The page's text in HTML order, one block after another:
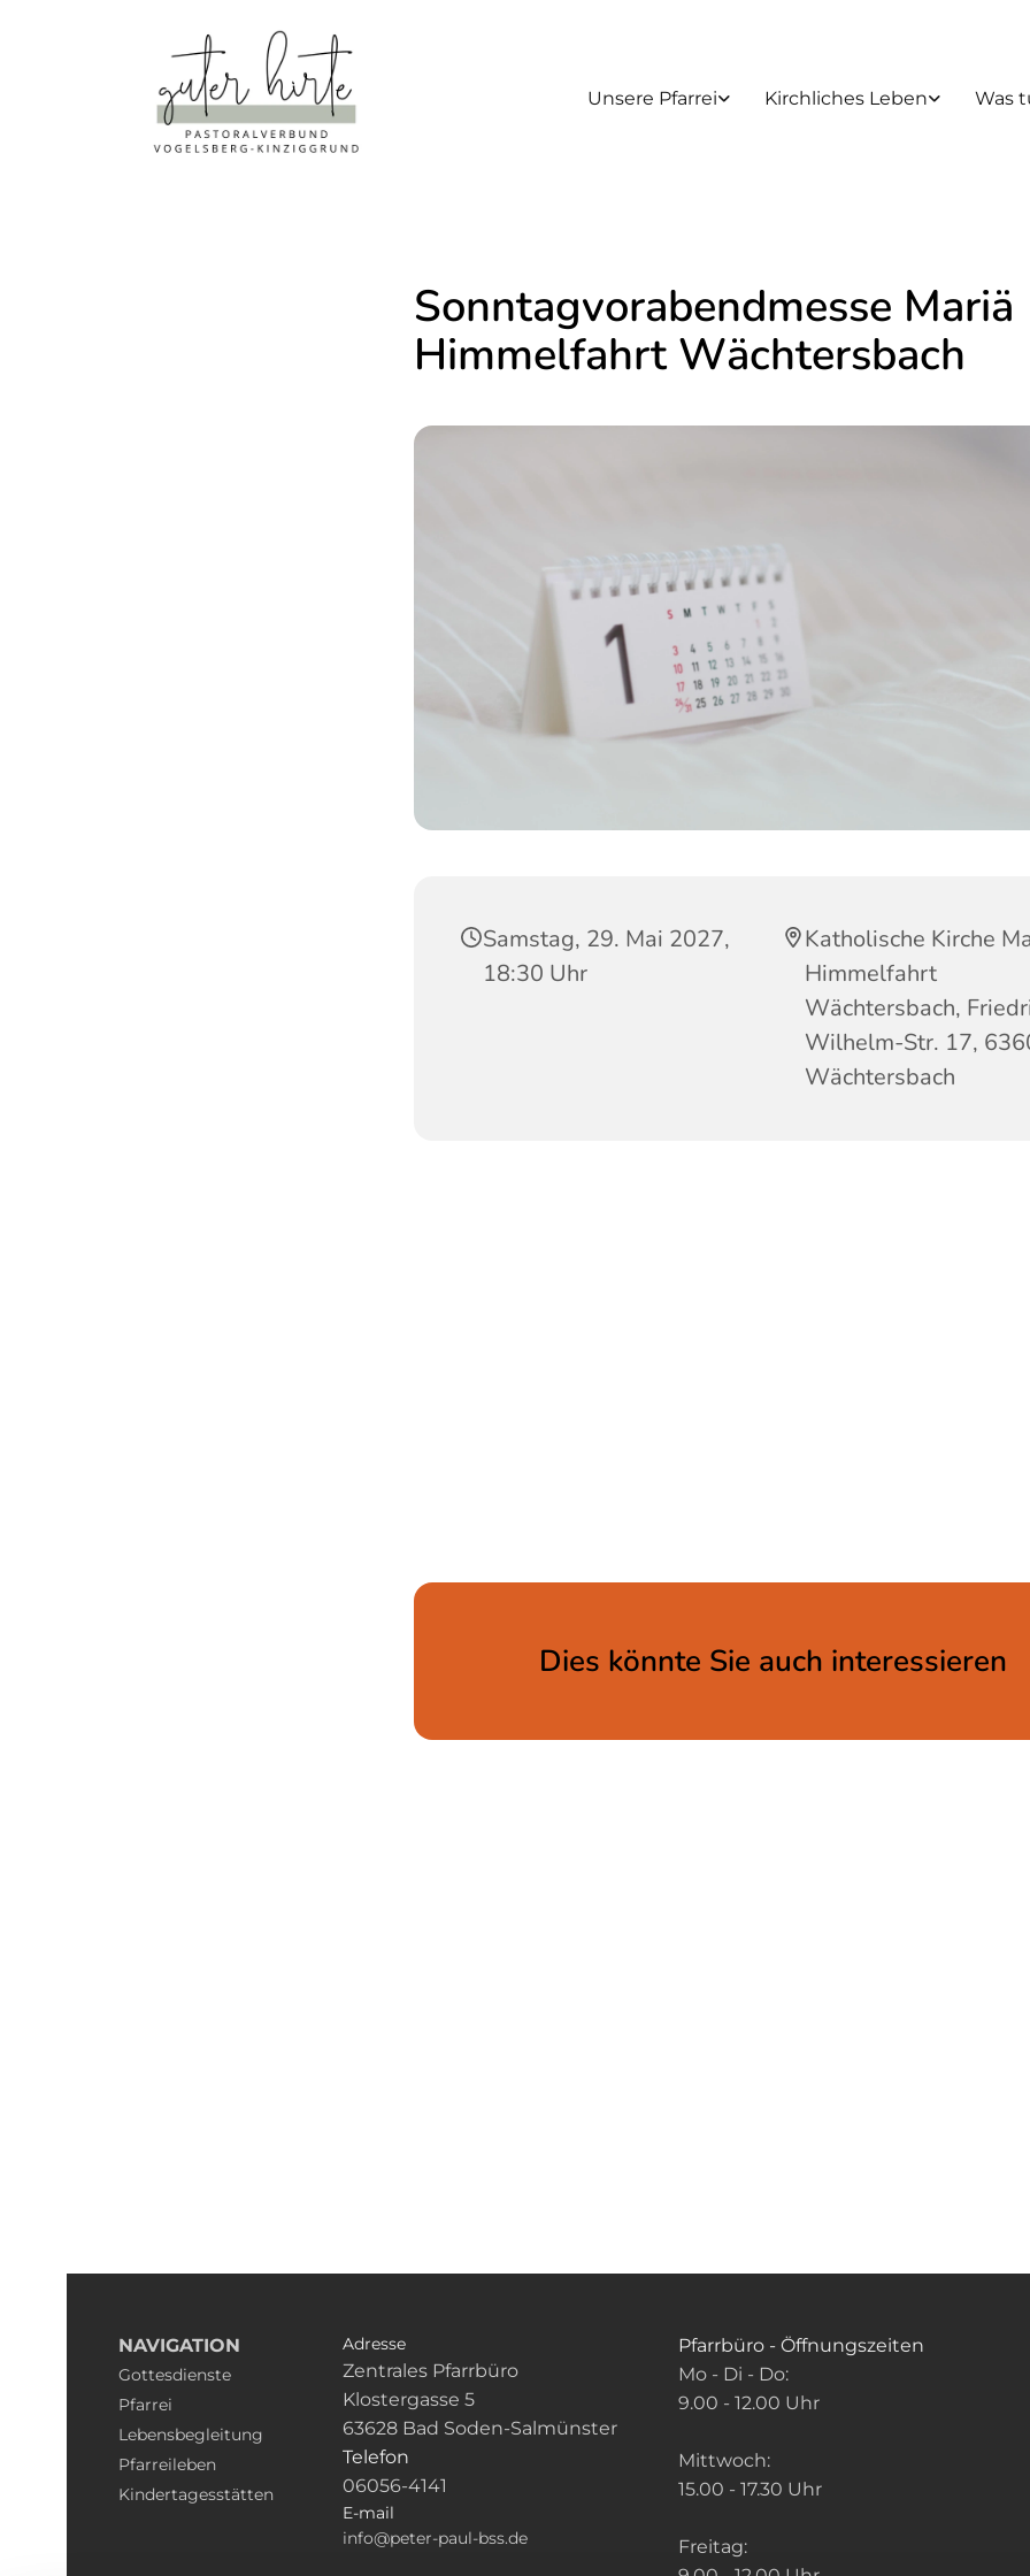
Unsere Pfarrei Kirchliches Leben Was
Sonntagvorabendmesse Mariä
Himmelfahrt Wächtersbach
Samstag, 29. Mai 2027,
18:30 Uhr
Katholische Kirche
Himmelfahrt
Wächtersbach,
Wilhelm-Str. 17,
Wächtersbach
Dies könnte Sie auch interessieren
NAVIGATION
Gottesdienste
Pfarrei
Lebensbegleitung
Pfarreileben
Kindertagesstätten
Adresse
Zentrales Pfarrbüro
Klostergasse 5
63628 Bad Soden-Salmünster
Telefon
06056-4141
E-mail
info@peter-paul-bss.de
Pfarrbüro - Öffnungszeiten
Mo - Di - Do:
9.00 - 12.00 Uhr
Mittwoch:
15.00 - 17.30 Uhr
Freitag: